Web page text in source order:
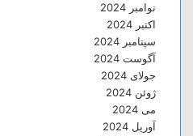
نوامبر 2024
اکتبر 2024
سپتامبر 2024
آگوست 2024
جولای 2024
ژوئن 2024
می 2024
آوریل 2024